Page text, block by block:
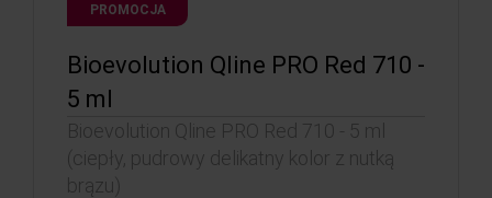
PROMOCJA
Bioevolution Qline PRO Red 710 -
5 ml
Bioevolution Qline PRO Red 710 - 5 ml
(ciepły, pudrowy delikatny kolor z nutką
brązu)